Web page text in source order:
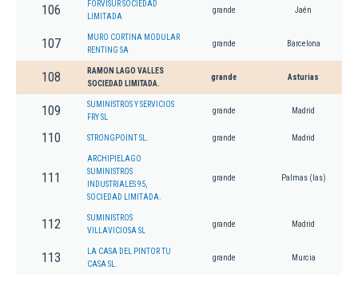
106
FORVISUR SOCIEDAD
LIMITADA
grande Jaén
107
MURO CORTINA MODULAR
RENTING SA
grande Barcelona
108
RAMON LAGO VALLES
SOCIEDAD LIMITADA.
grande Asturias
109
SUMINISTROS Y SERVICIOS
FRY SL
grande Madrid
110 STRONGPOINT SL. grande Madrid
111
ARCHIPIELAGO
SUMINISTROS
INDUSTRIALES 95,
SOCIEDAD LIMITADA.
grande Palmas (las)
112
SUMINISTROS
VILLAVICIOSA SL
grande Madrid
113
LA CASA DEL PINTOR TU
CASA SL.
grande Murcia